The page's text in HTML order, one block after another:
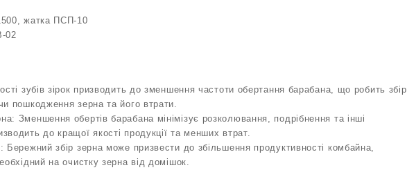
жатка ПСП-10
02
зубів зірок призводить до зменшення частоти обертання барабана, що робить збір
пошкодження зерна та його втрати.
Зменшення обертів барабана мінімізує розколювання, подрібнення та інші
до кращої якості продукції та менших втрат.
Бережний збір зерна може призвести до збільшення продуктивності комбайна,
на очистку зерна від домішок.